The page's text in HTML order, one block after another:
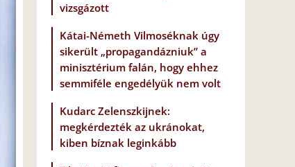
vizsgázott
Kátai-Németh Vilmoséknak úgy
sikerült „propagandázniuk” a
minisztérium falán, hogy ehhez
semmiféle engedélyük nem volt
Kudarc Zelenszkijnek:
megkérdezték az ukránokat,
kiben bíznak leginkább